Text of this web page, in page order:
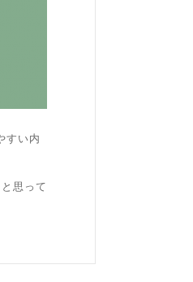
すい内
思って